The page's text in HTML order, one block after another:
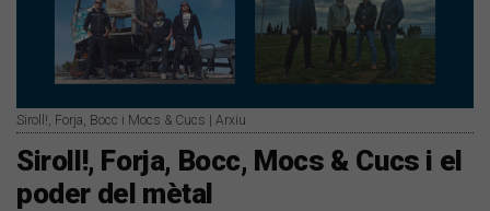
Siroll!, Forja, Bocc i Mocs & Cucs | Arxiu
Siroll!, Forja, Bocc, Mocs & Cucs i el
poder del mètal